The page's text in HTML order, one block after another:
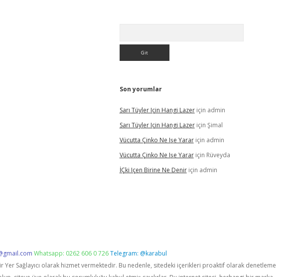
Son yorumlar
Sarı Tüyler Için Hangi Lazeriçin admin
Sarı Tüyler Için Hangi Lazeriçin Şimal
Vücutta Çinko Ne Işe Yarariçin admin
Vücutta Çinko Ne Işe Yarariçin Rüveyda
İÇki Içen Birine Ne Deniriçin admin
Whatsapp: 0262 606 0 726Telegram: @karabul
Yer Sağlayıcı olarak hizmet vermektedir. Bu nedenle, sitedeki içerikleri proaktif olarak denetleme